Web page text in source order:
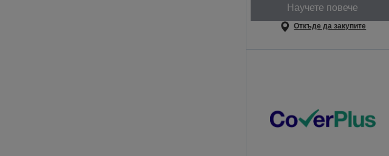
Научете повече
Откъде да закупите